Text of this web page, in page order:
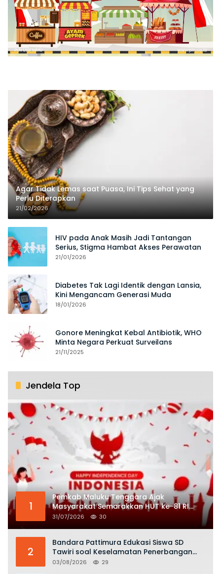
Agar Tidak Lemas saat Puasa, Ini Tips Sehat yang
Perlu Diterapkan
21/02/2026
HIV pada Anak Masih Jadi Tantangan
Serius, Stigma Hambat Akses Perawatan
21/01/2026
Diabetes Tak Lagi Identik dengan Lansia,
Kini Mengancam Generasi Muda
18/01/2026
Gonore Meningkat Kebal Antibiotik, WHO
Minta Negara Perkuat Surveilans
21/11/2025
Jendela Top
1
Pemkab Maluku Tenggara Ajak
Masyarakat Semarakkan HUT ke-81 RI
dengan Semangat Nasionalisme
31/07/2026 30
2
Bandara Pattimura Edukasi Siswa SD
Tawiri soal Keselamatan Penerbangan
dan Bahaya Bermain Layang-layang di
03/08/2026 29